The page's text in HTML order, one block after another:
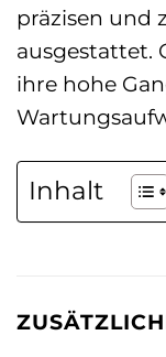
präzisen und
ausgestattet.
ihre hohe
Inhalt